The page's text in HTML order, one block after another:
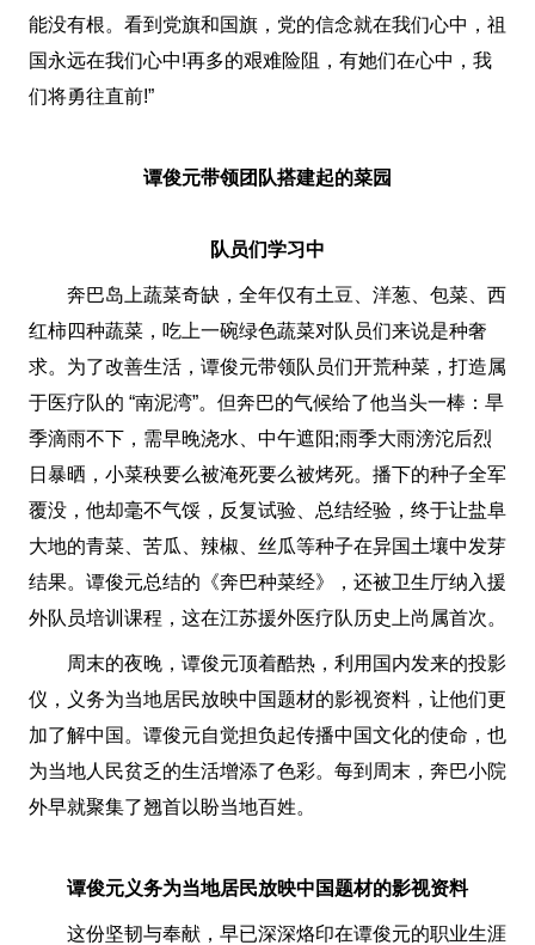
能没有根。看到党旗和国旗，党的信念就在我们心中，祖
国永远在我们心中!再多的艰难险阻，有她们在心中，我
们将勇往直前!”
谭俊元带领团队搭建起的菜园
队员们学习中
奔巴岛上蔬菜奇缺，全年仅有土豆、洋葱、包菜、西
红柿四种蔬菜，吃上一碗绿色蔬菜对队员们来说是种奢
求。为了改善生活，谭俊元带领队员们开荒种菜，打造属
于医疗队的 “南泥湾”。但奔巴的气候给了他当头一棒：旱
季滴雨不下，需早晚浇水、中午遮阳;雨季大雨滂沱后烈
日暴晒，小菜秧要么被淹死要么被烤死。播下的种子全军
覆没，他却毫不气馁，反复试验、总结经验，终于让盐阜
大地的青菜、苦瓜、辣椒、丝瓜等种子在异国土壤中发芽
结果。谭俊元总结的《奔巴种菜经》，还被卫生厅纳入援
外队员培训课程，这在江苏援外医疗队历史上尚属首次。
周末的夜晚，谭俊元顶着酷热，利用国内发来的投影
仪，义务为当地居民放映中国题材的影视资料，让他们更
加了解中国。谭俊元自觉担负起传播中国文化的使命，也
为当地人民贫乏的生活增添了色彩。每到周末，奔巴小院
外早就聚集了翘首以盼当地百姓。
谭俊元义务为当地居民放映中国题材的影视资料
这份坚韧与奉献，早已深深烙印在谭俊元的职业生涯